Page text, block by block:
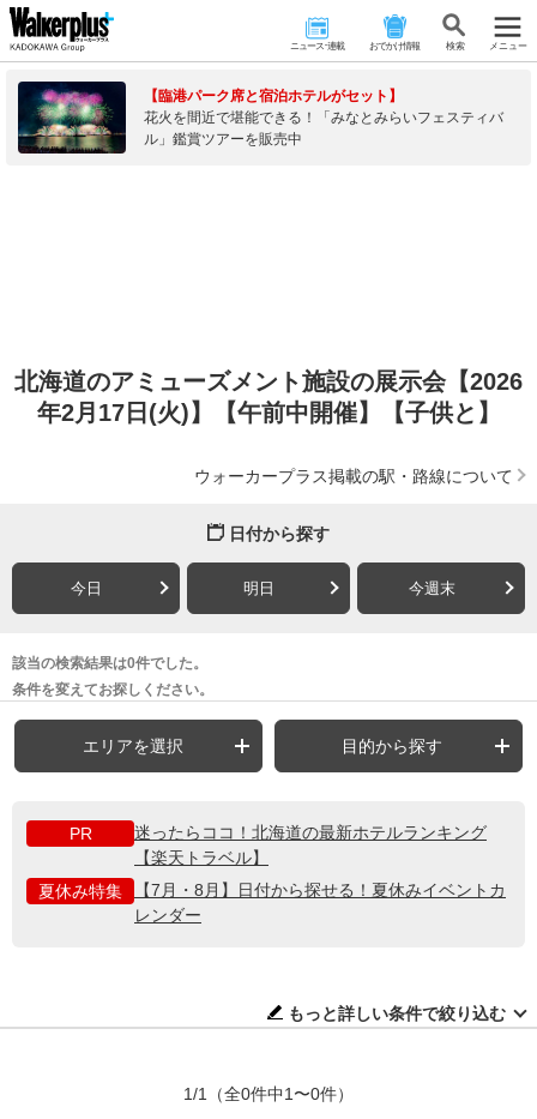
ニュース･連載 おでかけ情報 検 索 メニュー
【臨港パーク席と宿泊ホテルがセット】
花火を間近で堪能できる！「みなとみらいフェスティバ
ル」鑑賞ツアーを販売中
北海道のアミューズメント施設の展示会【2026
年2月17日(火)】【午前中開催】【子供と】
ウォーカープラス掲載の駅・路線について
日付から探す
今日 明日 今週末
該当の検索結果は0件でした。
条件を変えてお探しください。
エリアを選択 目的から探す
PR
迷ったらココ！北海道の最新ホテルランキング
【楽天トラベル】
夏休み特集
【7月・8月】日付から探せる！夏休みイベントカ
レンダー
もっと詳しい条件で絞り込む
1/1 （全0件中1〜0件）